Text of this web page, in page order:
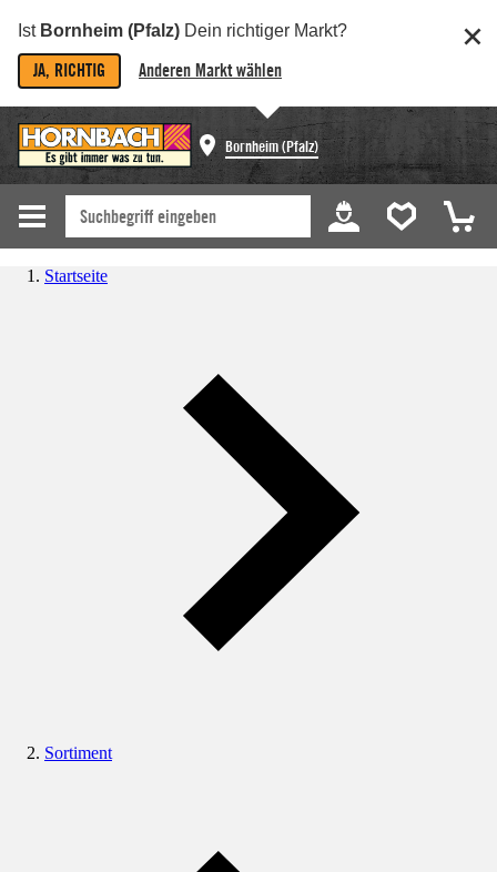
Ist Bornheim (Pfalz) Dein richtiger Markt?
JA, RICHTIG Anderen Markt wählen
Bornheim (Pfalz)
Startseite
Sortiment